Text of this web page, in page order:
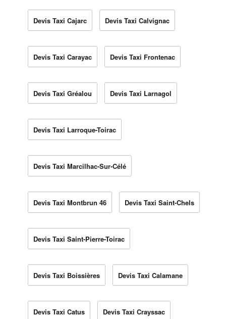
Devis Taxi Cajarc Devis Taxi Calvignac
Devis Taxi Carayac Devis Taxi Frontenac
Devis Taxi Gréalou Devis Taxi Larnagol
Devis Taxi Larroque-Toirac
Devis Taxi Marcilhac-Sur-Célé
Devis Taxi Montbrun 46 Devis Taxi Saint-Chels
Devis Taxi Saint-Pierre-Toirac
Devis Taxi Boissières Devis Taxi Calamane
Devis Taxi Catus Devis Taxi Crayssac